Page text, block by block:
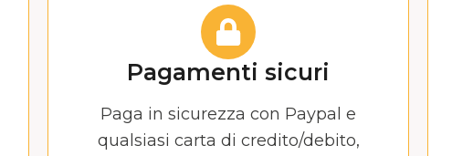
Pagamenti sicuri
Paga in sicurezza con Paypal e
qualsiasi carta di credito/debito,